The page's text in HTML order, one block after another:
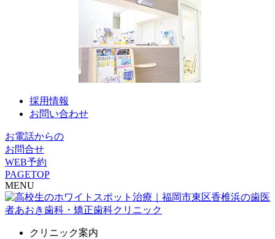
採用情報
お問い合わせ
お電話からの
お問合せ
WEB予約
PAGETOP
MENU
クリニック案内